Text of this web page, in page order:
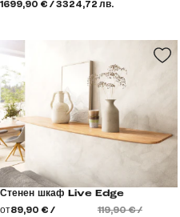
1699,90 € / 3324,72 лв.
Стенен шкаф Live Edge
от89,90 € /
119,90 € /